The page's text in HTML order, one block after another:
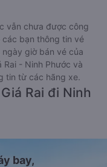
vẫn chưa được công
các bạn thông tin vé
giờ bán vé của
- Ninh Phước và
tin từ các hãng xe.
Rai đi Ninh
bay,